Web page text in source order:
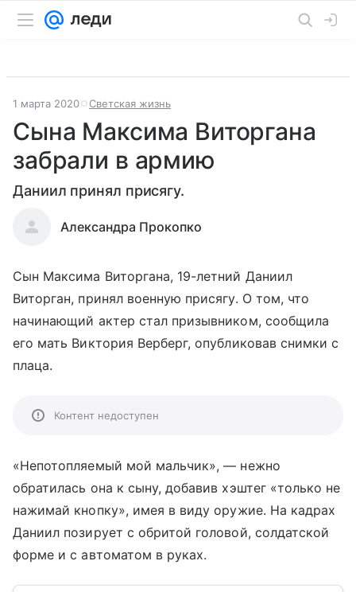
1 марта 2020 Светская жизнь
Сына Максима Виторгана
забрали в армию
Даниил принял присягу.
Александра Прокопко
Сын Максима Виторгана, 19-летний Даниил
Виторган, принял военную присягу. О том, что
начинающий актер стал призывником, сообщила
его мать Виктория Верберг, опубликовав снимки с
плаца.
Контент недоступен
«Непотопляемый мой мальчик», — нежно
обратилась она к сыну, добавив хэштег «только не
нажимай кнопку», имея в виду оружие. На кадрах
Даниил позирует с обритой головой, солдатской
форме и с автоматом в руках.